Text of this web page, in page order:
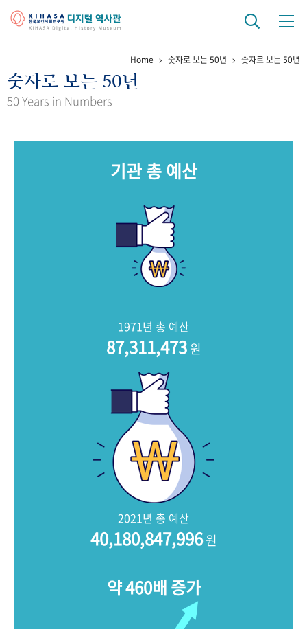
걸어온 길 기관 변천사 역대 기관장
키워드로 보는 연구 역사
문서 기록물 행정박물
Home 숫자로 보는 50년 숫자로 보는 50년
숫자로 보는 50년
50 Years in Numbers
기관 총 예산
1971년 총 예산
87,311,473원
2021년 총 예산
40,180,847,996원
약 460배 증가